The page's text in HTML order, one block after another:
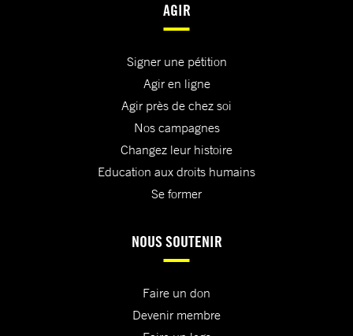
AGIR
Signer une pétition
Agir en ligne
Agir près de chez soi
Nos campagnes
Changez leur histoire
Education aux droits humains
Se former
NOUS SOUTENIR
Faire un don
Devenir membre